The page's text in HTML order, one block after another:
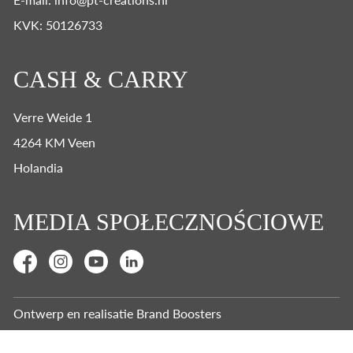
KVK: 50126733
CASH & CARRY
Verre Weide 1
4264 KM Veen
Holandia
MEDIA SPOŁECZNOŚCIOWE
Ontwerp en realisatie Brand Boosters